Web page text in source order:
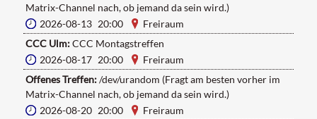
Matrix-Channel nach, ob jemand da sein wird.)
2026-08-13 20:00
Freiraum
CCC Ulm:CCC Montagstreffen
2026-08-17 20:00
Freiraum
Offenes Treffen:/dev/urandom (Fragt am besten vorher im
Matrix-Channel nach, ob jemand da sein wird.)
2026-08-20 20:00
Freiraum